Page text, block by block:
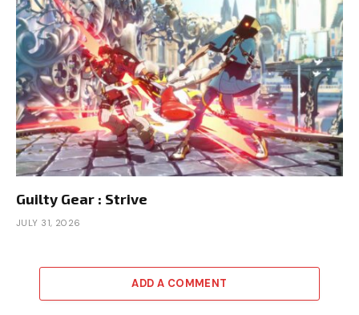
Guilty Gear : Strive
JULY 31, 2026
ADD A COMMENT